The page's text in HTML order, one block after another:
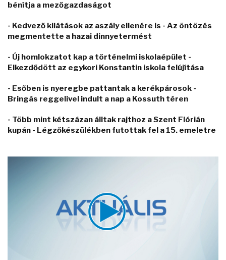
bénítja a mezőgazdaságot
- Kedvező kilátások az aszály ellenére is - Az öntözés
megmentette a hazai dinnyetermést
- Új homlokzatot kap a történelmi iskolaépület -
Elkezdődött az egykori Konstantin iskola felújítása
- Esőben is nyeregbe pattantak a kerékpárosok -
Bringás reggelivel indult a nap a Kossuth téren
- Több mint kétszázan álltak rajthoz a Szent Flórián
kupán - Légzőkészülékben futottak fel a 15. emeletre